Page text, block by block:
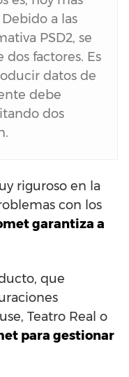
a las
PSD2, se
factores. Es
datos de
debe
dos
riguroso en la
con los
garantiza a
que
Teatro Real o
para gestionar